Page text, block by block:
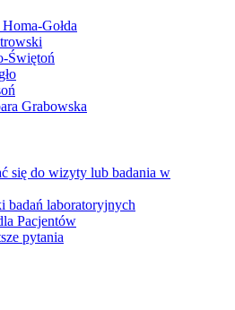
Gołda
Świętoń
Grabowska
się do wizyty lub badania w
badań laboratoryjnych
Pacjentów
pytania